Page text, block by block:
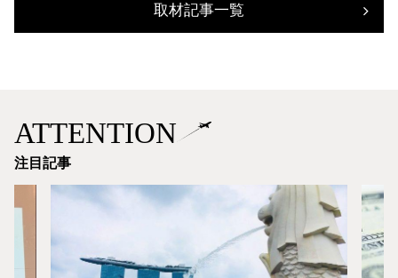
取材記事一覧
ATTENTION
注目記事